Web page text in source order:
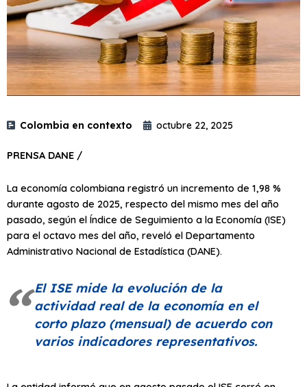
Colombia en contexto octubre 22, 2025
PRENSA DANE /
La economía colombiana registró un incremento de 1,98 %
durante agosto de 2025, respecto del mismo mes del año
pasado, según el Índice de Seguimiento a la Economía (ISE)
para el octavo mes del año, reveló el Departamento
Administrativo Nacional de Estadística (DANE).
El ISE mide la evolución de la
actividad real de la economía en el
corto plazo (mensual) de acuerdo con
varios indicadores representativos.